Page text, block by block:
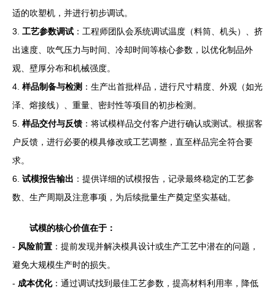
适的吹塑机，并进行初步调试。
3. 工艺参数调试 ：工程师团队会系统调试温度（料筒、机头）、挤
出速度、吹气压力与时间、冷却时间等核心参数，以优化制品外
观、壁厚分布和机械强度。
4. 样品制备与检测 ：生产出首批样品，进行尺寸精度、外观（如光
泽、熔接线）、重量、密封性等项目的初步检测。
5. 样品交付与反馈 ：将试模样品交付客户进行确认或测试。根据客
户反馈，进行必要的模具修改或工艺调整，直至样品完全符合要
求。
6. 试模报告输出 ：提供详细的试模报告，记录最终稳定的工艺参
数、生产周期及注意事项，为后续批量生产奠定坚实基础。
试模的核心价值在于：
- 风险前置 ：提前发现并解决模具设计或生产工艺中潜在的问题，
避免大规模生产时的损失。
- 成本优化：通过调试找到最佳工艺参数，提高材料利用率，降低